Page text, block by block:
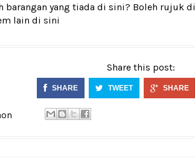
barangan yang tiada di sini? Boleh rujuk di
lain di sini
Share this post:
SHARE TWEET SHARE